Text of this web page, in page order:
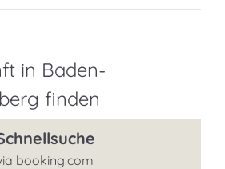
in Baden-
finden
booking.com